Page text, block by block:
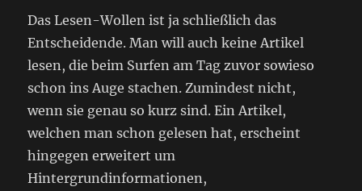
Das Lesen-Wollen ist ja schließlich das
Entscheidende. Man will auch keine Artikel
lesen, die beim Surfen am Tag zuvor sowieso
schon ins Auge stachen. Zumindest nicht,
wenn sie genau so kurz sind. Ein Artikel,
welchen man schon gelesen hat, erscheint
hingegen erweitert um
Hintergrundinformationen,